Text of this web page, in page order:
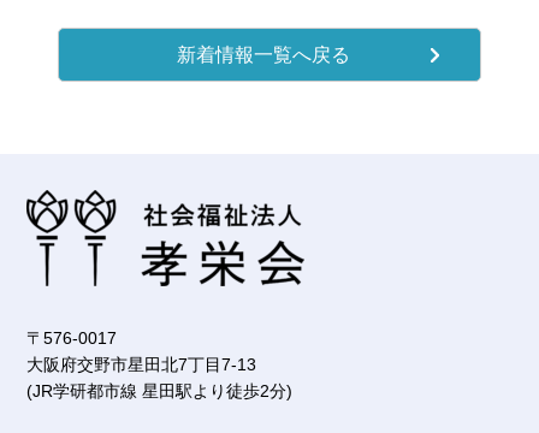
新着情報一覧へ戻る
〒576-0017
大阪府交野市星田北7丁目7-13
(JR学研都市線 星田駅より徒歩2分)